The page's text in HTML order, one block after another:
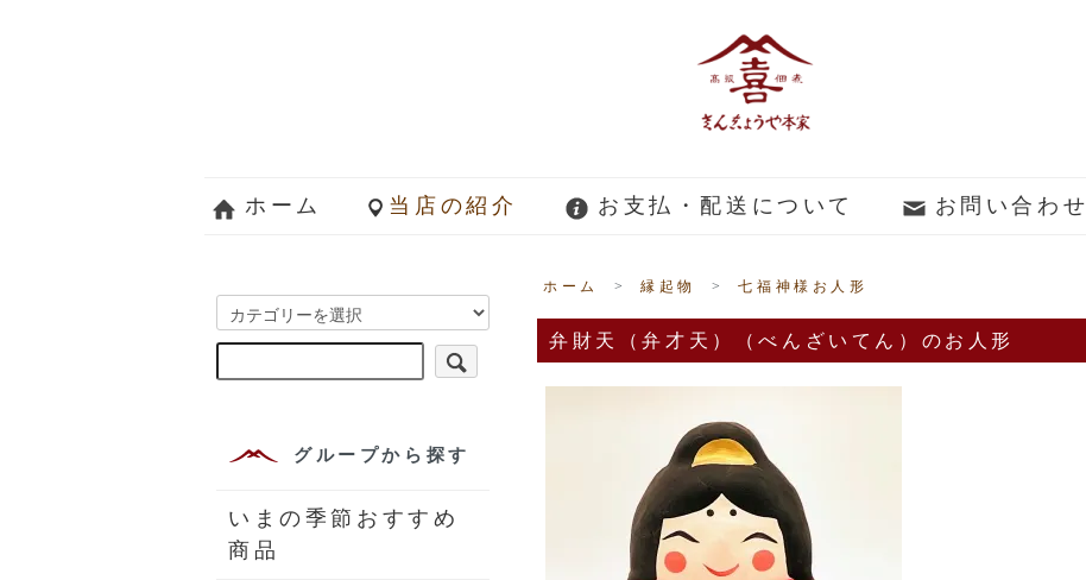
ホーム 当店の紹介 お支払・配送について お問い合わせ
ホーム > 縁起物 > 七福神様お人形
弁財天（弁才天）（べんざいてん）のお人形
グループから探す
いまの季節おすすめ
商品